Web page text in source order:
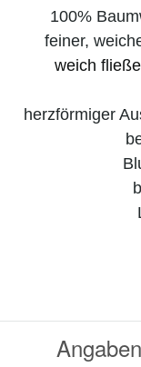
100%
feiner,
weich
herzförmiger